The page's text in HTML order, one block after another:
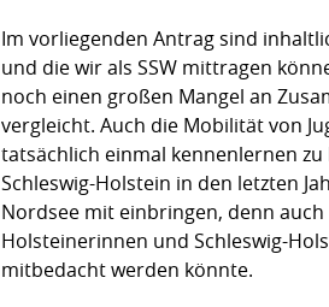
Im vorliegenden Antrag sind
und die wir als SSW mittragen
noch einen großen Mangel an
vergleicht. Auch die Mobilität von
tatsächlich einmal kennenlernen
Schleswig-Holstein in den letzten
Nordsee mit einbringen, denn
Holsteinerinnen und Schleswig-
mitbedacht werden könnte.